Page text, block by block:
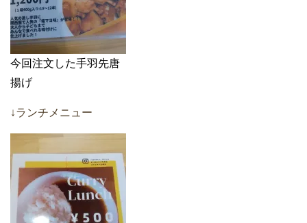
今回注文した手羽先唐
揚げ
↓ランチメニュー